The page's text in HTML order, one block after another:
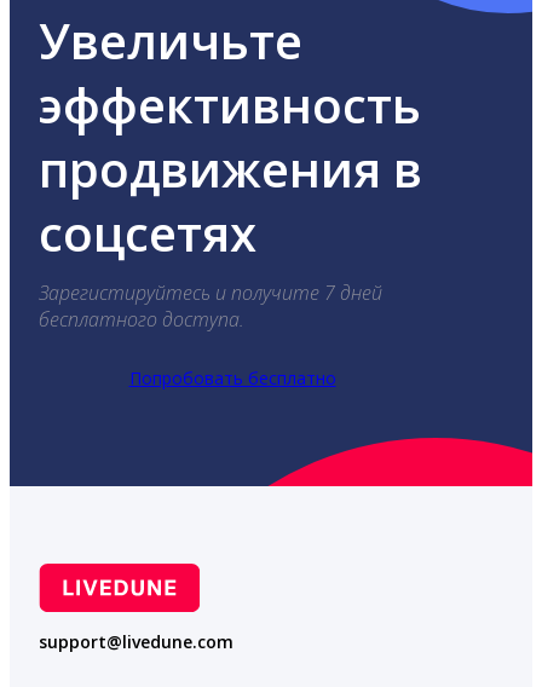
Увеличьте
эффективность
продвижения в
соцсетях
Зарегистируйтесь и получите 7 дней
бесплатного доступа.
Попробовать бесплатно
support@livedune.com